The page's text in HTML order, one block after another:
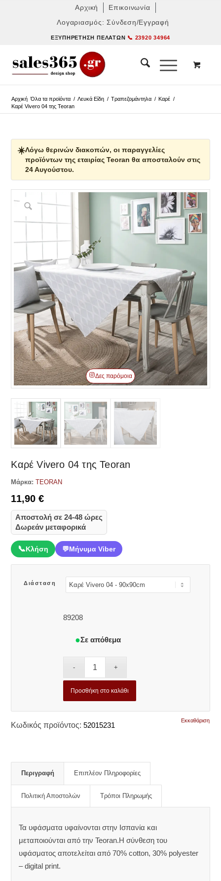
Αρχική
Επικοινωνία
Λογαριασμός: Σύνδεση/Εγγραφή
ΕΞΥΠΗΡΈΤΗΣΗ ΠΕΛΑΤΏΝ 📞 23920 34964
Αρχική Όλα τα προϊόντα / Λευκά Είδη / Τραπεζομάντηλα / Καρέ /
Καρέ Vivero 04 της Teoran
☀️Λόγω θερινών διακοπών, οι παραγγελίες
προϊόντων της εταιρίας Teoran θα αποσταλούν στις
24 Αυγούστου.
Δες παρόμοια
Καρέ Vivero 04 της Teoran
Μάρκα: TEORAN
11,90€
Αποστολή σε 24-48 ώρες
Δωρεάν μεταφορικά
📞Κλήση 💬Μήνυμα Viber
Διάσταση
Εκκαθάριση
89208
Σε απόθεμα
Προσθήκη στο καλάθι
Κωδικός προϊόντος: 52015231
Περιγραφή Επιπλέον Πληροφορίες
Πολιτική Αποστολών Τρόποι Πληρωμής
Τα υφάσματα υφαίνονται στην Ισπανία και
μεταποιούνται από την Teoran.Η σύνθεση του
υφάσματος αποτελείται από 70% cotton, 30% polyester
– digital print.